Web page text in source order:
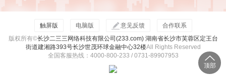
触屏版 电脑版 意见反馈
合作联系
版权所有©长沙二三三网络科技有限公司(233.com) 湖南省长沙市芙蓉区定王台
街道建湘路393号长沙世茂环球金融中心32楼All Rights Reserved
全国客服热线：4000-800-233 / 0731-89907953
顶部